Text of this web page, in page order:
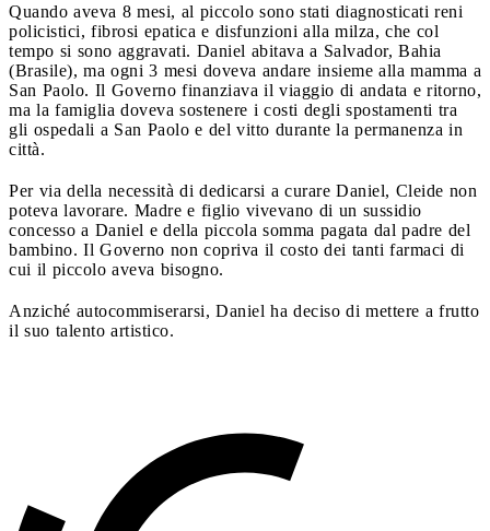
Quando aveva 8 mesi, al piccolo sono stati diagnosticati reni
policistici, fibrosi epatica e disfunzioni alla milza, che col
tempo si sono aggravati. Daniel abitava a Salvador, Bahia
(Brasile), ma ogni 3 mesi doveva andare insieme alla mamma a
San Paolo. Il Governo finanziava il viaggio di andata e ritorno,
ma la famiglia doveva sostenere i costi degli spostamenti tra
gli ospedali a San Paolo e del vitto durante la permanenza in
città.
Per via della necessità di dedicarsi a curare Daniel, Cleide non
poteva lavorare. Madre e figlio vivevano di un sussidio
concesso a Daniel e della piccola somma pagata dal padre del
bambino. Il Governo non copriva il costo dei tanti farmaci di
cui il piccolo aveva bisogno.
Anziché autocommiserarsi, Daniel ha deciso di mettere a frutto
il suo talento artistico.